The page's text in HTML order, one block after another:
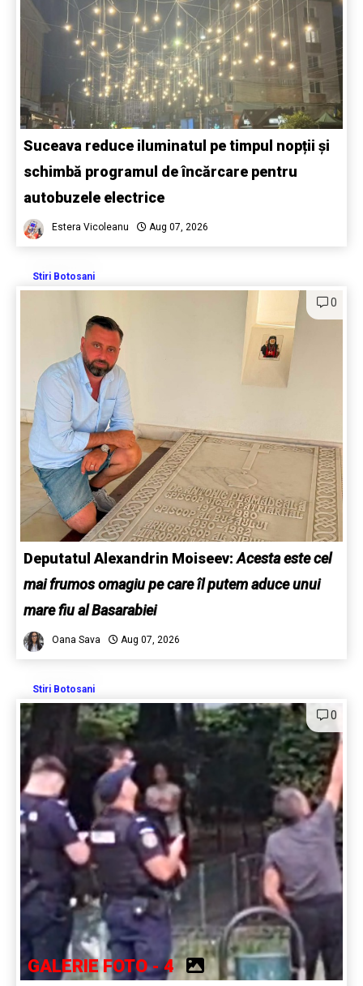
Suceava reduce iluminatul pe timpul nopții și
schimbă programul de încărcare pentru
autobuzele electrice
Estera Vicoleanu Aug 07, 2026
Stiri Botosani
0
Deputatul Alexandrin Moiseev:Acesta este cel
mai frumos omagiu pe care îl putem aduce unui
mare fiu al Basarabiei
Oana Sava Aug 07, 2026
Stiri Botosani
0
GALERIE FOTO - 4